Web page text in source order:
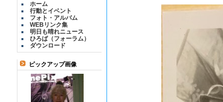
ホーム
行動とイベント
フォト・アルバム
WEBリンク集
明日も晴れニュース
ひろば（フォーラム）
ダウンロード
ピックアップ画像